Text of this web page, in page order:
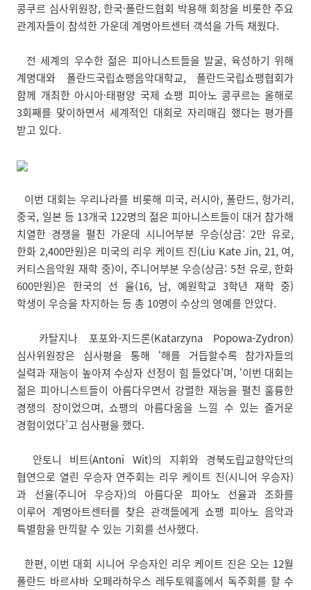
콩쿠르 심사위원장, 한국·폴란드협회 박용해 회장을 비롯한 주요
관계자들이 참석한 가운데 계명아트센터 객석을 가득 채웠다.
전 세계의 우수한 젊은 피아니스트들을 발굴, 육성하기 위해
계명대와 폴란드국립쇼팽음악대학교, 폴란드국립쇼팽협회가
함께 개최한 아시아·태평양 국제 쇼팽 피아노 콩쿠르는 올해로
3회째를 맞이하면서 세계적인 대회로 자리매김 했다는 평가를
받고 있다.
이번 대회는 우리나라를 비롯해 미국, 러시아, 폴란드, 헝가리,
중국, 일본 등 13개국 122명의 젊은 피아니스트들이 대거 참가해
치열한 경쟁을 펼친 가운데 시니어부분 우승(상금: 2만 유로,
한화 2,400만원)은 미국의 리우 케이트 진(Liu Kate Jin, 21, 여,
커티스음악원 재학 중)이, 주니어부분 우승(상금: 5천 유로, 한화
600만원)은 한국의 선 율(16, 남, 예원학교 3학년 재학 중)
학생이 우승을 차지하는 등 총 10명이 수상의 영예를 안았다.
카탈지나 포포와-지드론(Katarzyna Popowa-Zydron)
심사위원장은 심사평을 통해 ‘해를 거듭할수록 참가자들의
실력과 재능이 높아져 수상자 선정이 힘 들었다’며, ‘이번 대회는
젊은 피아니스트들이 아름다우면서 강렬한 재능을 펼친 훌륭한
경쟁의 장이었으며, 쇼팽의 아름다움을 느낄 수 있는 즐거운
경험이었다’고 심사평을 했다.
안토니 비트(Antoni Wit)의 지휘와 경북도립교향악단의
협연으로 열린 우승자 연주회는 리우 케이트 진(시니어 우승자)
과 선율(주니어 우승자)의 아름다운 피아노 선율과 조화를
이루어 계명아트센터를 찾은 관객들에게 쇼팽 피아노 음악과
특별함을 만끽할 수 있는 기회를 선사했다.
한편, 이번 대회 시니어 우승자인 리우 케이트 진은 오는 12월
폴란드 바르샤바 오페라하우스 레두토웨홀에서 독주회를 할 수